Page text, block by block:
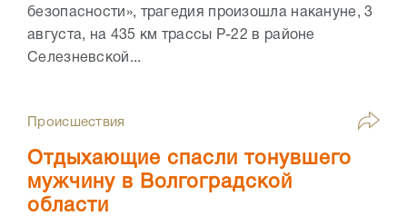
безопасности», трагедия произошла накануне, 3
августа, на 435 км трассы Р-22 в районе
Селезневской...
Происшествия
Отдыхающие спасли тонувшего
мужчину в Волгоградской
области